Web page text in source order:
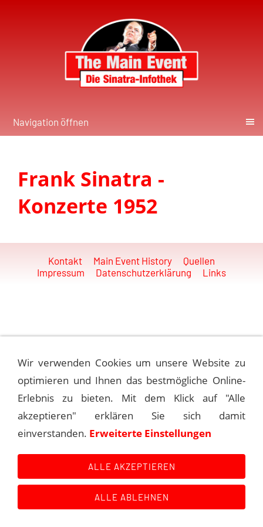
Navigation öffnen
Frank Sinatra -
Konzerte 1952
Kontakt Main Event History
Quellen
Impressum
Datenschutzerklärung Links
Wir verwenden Cookies um unsere Website zu
optimieren und Ihnen das bestmögliche Online-
Erlebnis zu bieten. Mit dem Klick auf "Alle
akzeptieren" erklären Sie sich damit
einverstanden. Erweiterte Einstellungen
ALLE AKZEPTIEREN
ALLE ABLEHNEN